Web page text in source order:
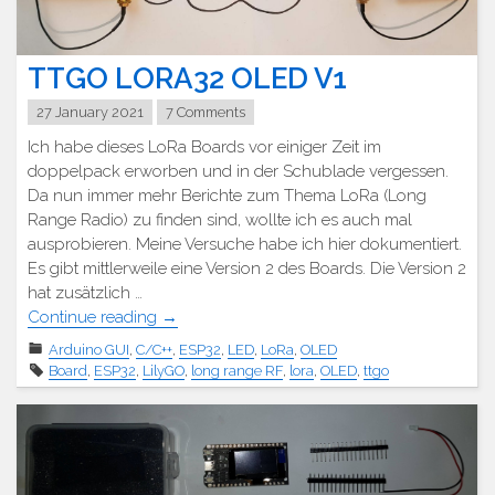
TTGO LORA32 OLED V1
27 January 2021 7 Comments
Ich habe dieses LoRa Boards vor einiger Zeit im
doppelpack erworben und in der Schublade vergessen.
Da nun immer mehr Berichte zum Thema LoRa (Long
Range Radio) zu finden sind, wollte ich es auch mal
ausprobieren. Meine Versuche habe ich hier dokumentiert.
Es gibt mittlerweile eine Version 2 des Boards. Die Version 2
hat zusätzlich …
Continue reading "TTGO
LORA32
OLED
V1"
→
Arduino GUI C/C++ ESP32 LED LoRa OLED
Board ESP32 LilyGO long range RF lora OLED ttgo